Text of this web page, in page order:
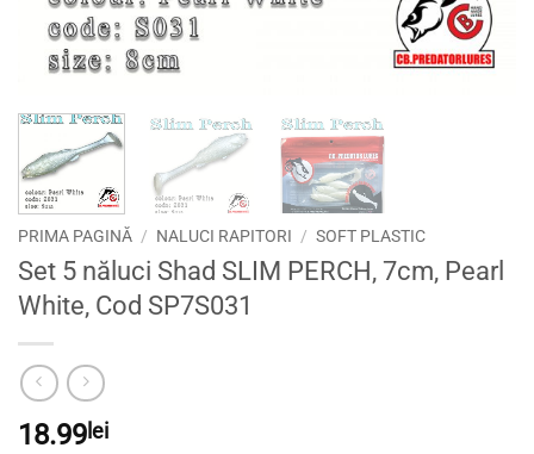
PRIMA PAGINĂ / NALUCI RAPITORI / SOFT PLASTIC
Set 5 năluci Shad SLIM PERCH, 7cm, Pearl
White, Cod SP7S031
18.99lei